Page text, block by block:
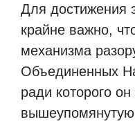
Для достижения
крайне важно,
механизма
Объединенных
ради которого